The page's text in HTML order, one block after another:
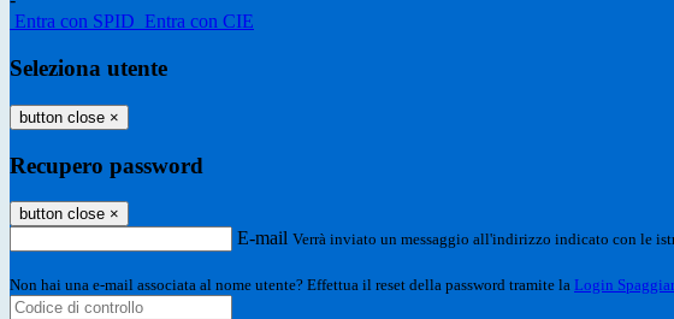
Entra con SPID Entra con CIE
Seleziona utente
button close ×
Recupero password
button close ×
E-mail Verrà inviato un messaggio all'indirizzo indicato con le
Non hai una e-mail associata al nome utente? Effettua il reset della password tramite la Login